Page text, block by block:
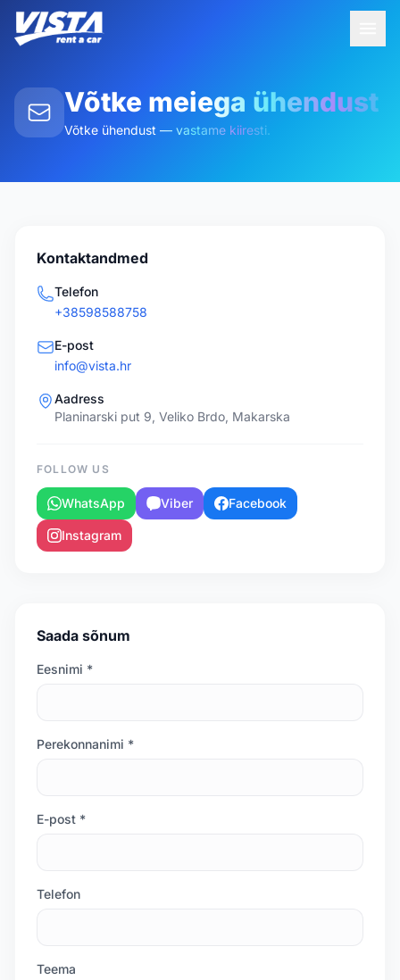
Võtke meiega ühendust
Võtke ühendust — vastame kiiresti.
Saada sõnum
Eesnimi *
Perekonnanimi *
E-post *
Telefon
Teema
Kontaktandmed
Telefon
+38598588758
E-post
info@vista.hr
Aadress
Planinarski put 9, Veliko Brdo, Makarska
FOLLOW US
WhatsApp Viber Facebook
Instagram